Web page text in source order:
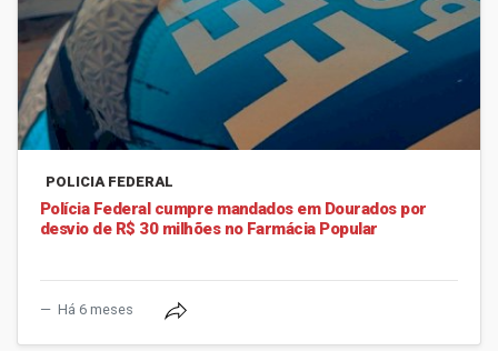
POLICIA FEDERAL
Polícia Federal cumpre mandados em Dourados por
desvio de R$ 30 milhões no Farmácia Popular
Há 6 meses